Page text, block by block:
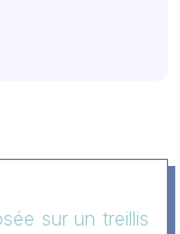
sur un treillis